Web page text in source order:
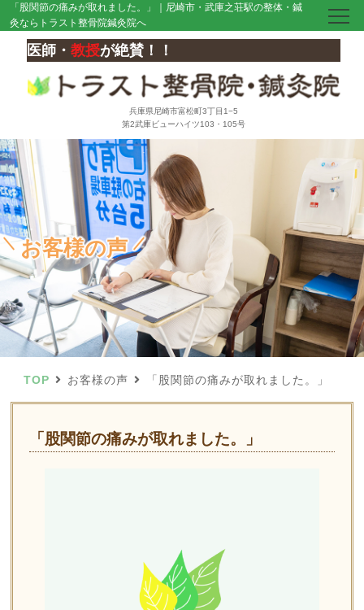
「股関節の痛みが取れました。」｜尼崎市・武庫之荘駅の整体・鍼
灸ならトラスト整骨院鍼灸院へ
医師・教授が絶賛！！
兵庫県尼崎市富松町3丁目1−5
第2武庫ビューハイツ103・105号
お客様の声
TOP お客様の声 「股関節の痛みが取れました。」
「股関節の痛みが取れました。」